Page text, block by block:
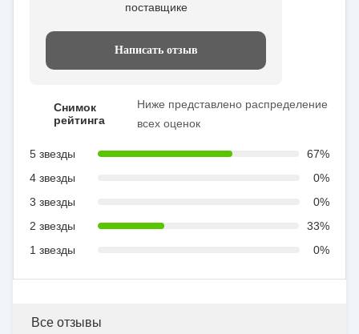
поставщике
Написать отзыв
Снимок
рейтинга
Ниже представлено распределение
всех оценок
5 звезды
67%
4 звезды
0%
3 звезды
0%
2 звезды
33%
1 звезды
0%
Все отзывы